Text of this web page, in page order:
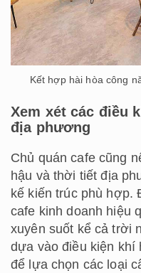
Kết hợp hài hòa công
Xem xét các điều
địa phương
Chủ quán cafe cũng
hậu và thời tiết địa
kế kiến trúc phù hợp.
cafe kinh doanh hiệu
xuyên suốt kể cả trời
dựa vào điều kiện khí
để lựa chọn các loại